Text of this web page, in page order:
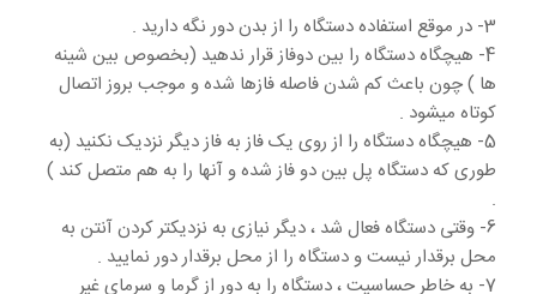
3- در موقع استفاده دستگاه را از بدن دور نگه دارید .
4- هیچگاه دستگاه را بین دوفاز قرار ندهید (بخصوص بین شینه
ها ) چون باعث کم شدن فاصله فازها شده و موجب بروز اتصال
کوتاه میشود .
5- هیچگاه دستگاه را از روی یک فاز به فاز دیگر نزدیک نکنید (به
طوری که دستگاه پل بین دو فاز شده و آنها را به هم متصل کند )
.
6- وقتی دستگاه فعال شد ، دیگر نیازی به نزدیکتر کردن آنتن به
محل برقدار نیست و دستگاه را از محل برقدار دور نمایید .
7- به خاطر حساسیت ، دستگاه را به دور از گرما و سرمای غیر